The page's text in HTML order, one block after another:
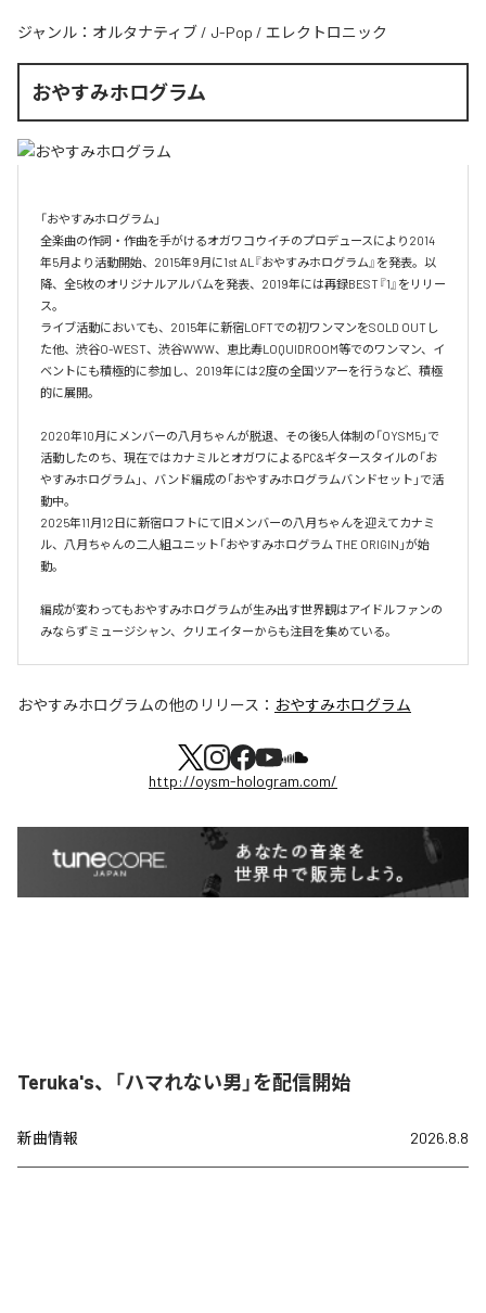
ジャンル： オルタナティブ / J-Pop / エレクトロニック
おやすみホログラム
「おやすみホログラム」
全楽曲の作詞・作曲を⼿がけるオガワコウイチのプロデュースにより2014
年5⽉より活動開始、2015年9⽉に1st AL『おやすみホログラム』を発表。以
降、全5枚のオリジナルアルバムを発表、2019年には再録BEST『1』をリリー
ス。
ライブ活動においても、2015年に新宿LOFTでの初ワンマンをSOLD OUTし
た他、渋⾕O-WEST、渋⾕WWW、恵⽐寿LOQUIDROOM等でのワンマン、イ
ベントにも積極的に参加し、2019年には2度の全国ツアーを⾏うなど、積極
的に展開。
2020年10月にメンバーの八月ちゃんが脱退、その後5人体制の「OYSM5」で
活動したのち、現在ではカナミルとオガワによるPC&ギタースタイルの「お
やすみホログラム」、バンド編成の「おやすみホログラムバンドセット」で活
動中。
2025年11月12日に新宿ロフトにて旧メンバーの八月ちゃんを迎えてカナミ
ル、八月ちゃんの二人組ユニット「おやすみホログラム THE ORIGIN」が始
動。
編成が変わってもおやすみホログラムが⽣み出す世界観はアイドルファンの
おやすみホログラムの他のリリース： おやすみホログラム
http://oysm-hologram.com/
Teruka's、「ハマれない男」を配信開始
新曲情報 2026.8.8